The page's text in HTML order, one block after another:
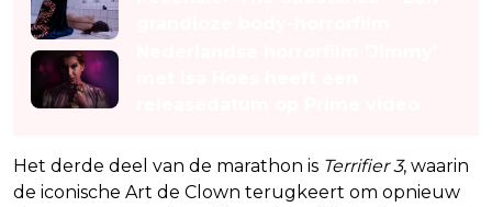
Het derde deel van de marathon is Terrifier 3, waarin
de iconische Art de Clown terugkeert om opnieuw